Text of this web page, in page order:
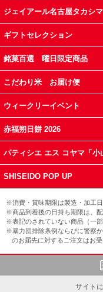
ジェイアール名古屋タカシ
ギフトセレクション
銘菓百選 曜日限定商品
こだわり米 お届け便
ウィークリーイベント
赤福朔日餅 2026
パティシエ エス コヤマ「
SHISEIDO POP UP
※消費・賞味期限は製造・加工日
※商品到着後の日持ち期限は、
※表記のされていない商品（一
※暴力団排除条例ならびに警察
のお届先に対するご注文はお受
サイト